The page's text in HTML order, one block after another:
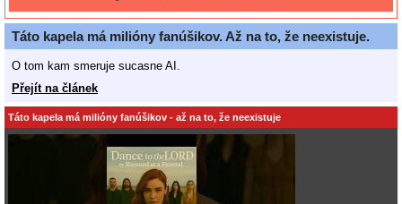
Táto kapela má milióny fanúšikov. Až na to, že neexistuje.
O tom kam smeruje sucasne AI.
Přejít na článek
Táto kapela má milióny fanúšikov - až na to, že neexistuje